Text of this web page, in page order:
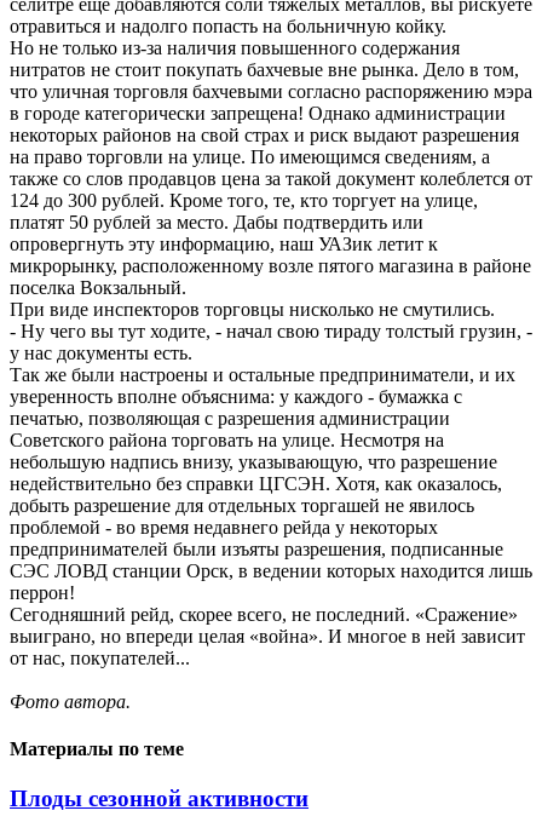
селитре еще добавляются соли тяжелых металлов, вы рискуете
отравиться и надолго попасть на больничную койку.
Но не только из-за наличия повышенного содержания
нитратов не стоит покупать бахчевые вне рынка. Дело в том,
что уличная торговля бахчевыми согласно распоряжению мэра
в городе категорически запрещена! Однако администрации
некоторых районов на свой страх и риск выдают разрешения
на право торговли на улице. По имеющимся сведениям, а
также со слов продавцов цена за такой документ колеблется от
124 до 300 рублей. Кроме того, те, кто торгует на улице,
платят 50 рублей за место. Дабы подтвердить или
опровергнуть эту информацию, наш УАЗик летит к
микрорынку, расположенному возле пятого магазина в районе
поселка Вокзальный.
При виде инспекторов торговцы нисколько не смутились.
- Ну чего вы тут ходите, - начал свою тираду толстый грузин, -
у нас документы есть.
Так же были настроены и остальные предприниматели, и их
уверенность вполне объяснима: у каждого - бумажка с
печатью, позволяющая с разрешения администрации
Советского района торговать на улице. Несмотря на
небольшую надпись внизу, указывающую, что разрешение
недействительно без справки ЦГСЭН. Хотя, как оказалось,
добыть разрешение для отдельных торгашей не явилось
проблемой - во время недавнего рейда у некоторых
предпринимателей были изъяты разрешения, подписанные
СЭС ЛОВД станции Орск, в ведении которых находится лишь
перрон!
Сегодняшний рейд, скорее всего, не последний. «Сражение»
выиграно, но впереди целая «война». И многое в ней зависит
от нас, покупателей...
Фото автора.
Материалы по теме
Плоды сезонной активности